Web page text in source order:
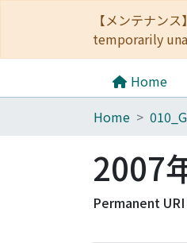
【メンテナン
temporarily
Home
Home
2007
Permanent